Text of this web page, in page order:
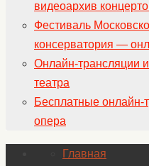
видеоархив
Фестиваль
консерватория —
Онлайн-трансляции
театра
Бесплатные онлайн-
опера
Главная